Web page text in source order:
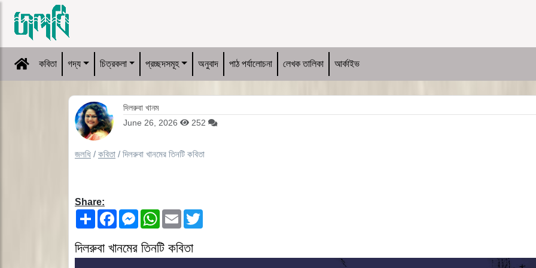
কবিতা গদ্য চিত্রকলা প্রচ্ছদসমূহ অনুবাদ পাঠ পর্যালোচনা লেখক তালিকা আর্কাইভ
দিলরুবা খানম
June 26, 2026 252
জলধি / কবিতা / দিলরুবা খানমের তিনটি কবিতা
Share:
ShareFacebookMessenger
WhatsApp
Email
দিলরুবা খানমের তিনটি কবিতা